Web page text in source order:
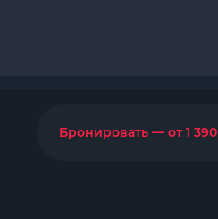
Бронировать — от 1 390